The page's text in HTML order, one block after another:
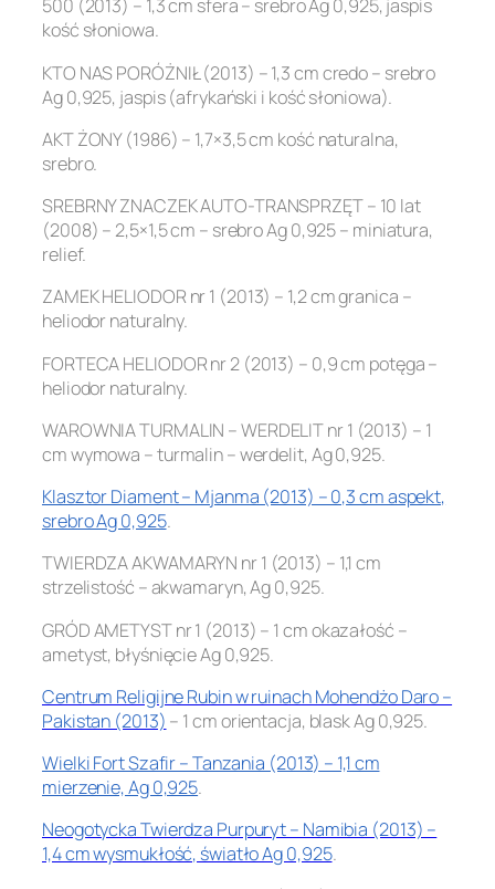
500 (2013) – 1,3 cm sfera – srebro Ag 0,925, jaspis
kość słoniowa.
KTO NAS PORÓŻNIŁ (2013) – 1,3 cm credo – srebro
Ag 0,925, jaspis (afrykański i kość słoniowa).
AKT ŻONY (1986) – 1,7×3,5 cm kość naturalna,
srebro.
SREBRNY ZNACZEK AUTO-TRANSPRZĘT – 10 lat
(2008) – 2,5×1,5 cm – srebro Ag 0,925 – miniatura,
relief.
ZAMEK HELIODOR nr 1 (2013) – 1,2 cm granica –
heliodor naturalny.
FORTECA HELIODOR nr 2 (2013) – 0,9 cm potęga –
heliodor naturalny.
WAROWNIA TURMALIN – WERDELIT nr 1 (2013) – 1
cm wymowa – turmalin – werdelit, Ag 0,925.
Klasztor Diament – Mjanma (2013) – 0,3 cm aspekt,
srebro Ag 0,925.
TWIERDZA AKWAMARYN nr 1 (2013) – 1,1 cm
strzelistość – akwamaryn, Ag 0,925.
GRÓD AMETYST nr 1 (2013) – 1 cm okazałość –
ametyst, błyśnięcie Ag 0,925.
Centrum Religijne Rubin w ruinach Mohendżo Daro –
Pakistan (2013) – 1 cm orientacja, blask Ag 0,925.
Wielki Fort Szafir – Tanzania (2013) – 1,1 cm
mierzenie, Ag 0,925.
Neogotycka Twierdza Purpuryt – Namibia (2013) –
1,4 cm wysmukłość, światło Ag 0,925.